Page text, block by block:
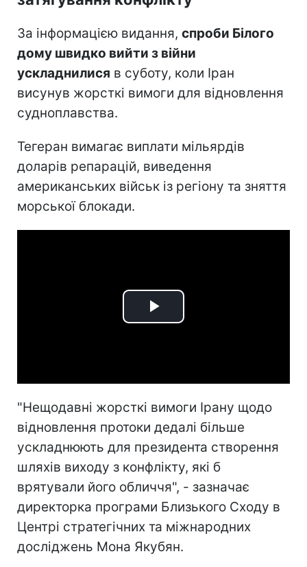
За інформацією видання, спроби Білого
дому швидко вийти з війни
ускладнилися в суботу, коли Іран
висунув жорсткі вимоги для відновлення
судноплавства.
Тегеран вимагає виплати мільярдів
доларів репарацій, виведення
американських військ із регіону та зняття
морської блокади.
Play
"Нещодавні жорсткі вимоги Ірану щодо
відновлення протоки дедалі більше
ускладнюють для президента створення
шляхів виходу з конфлікту, які б
врятували його обличчя", - зазначає
директорка програми Близького Сходу в
Центрі стратегічних та міжнародних
досліджень Мона Якубян.